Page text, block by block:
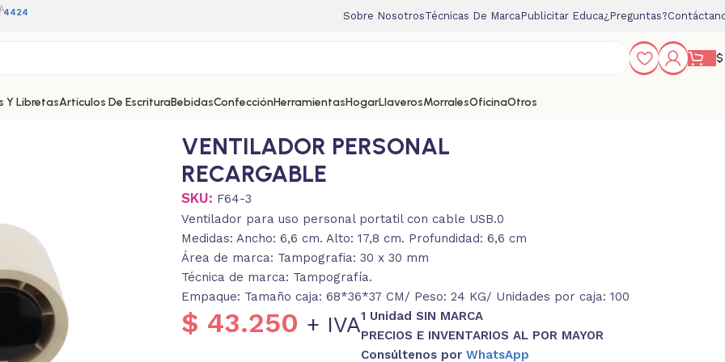
4424 Sobre NosotrosTécnicas De MarcaPublicitar Educa¿Preguntas?
$
Y LibretasArtículos De EscrituraBebidasConfecciónHerramientasHogarLlaverosMorralesOficinaOtros
VENTILADOR PERSONAL
RECARGABLE
SKU: F64-3
Ventilador para uso personal portatil con cable USB.0
Medidas: Ancho: 6,6 cm. Alto: 17,8 cm. Profundidad: 6,6 cm
Área de marca: Tampografia: 30 x 30 mm
Técnica de marca: Tampografía.
Empaque: Tamaño caja: 68*36*37 CM/ Peso: 24 KG/ Unidades por caja: 100
$ 43.250 + IVA1 Unidad SIN MARCA
PRECIOS E INVENTARIOS AL POR MAYOR
Consúltenos por WhatsApp